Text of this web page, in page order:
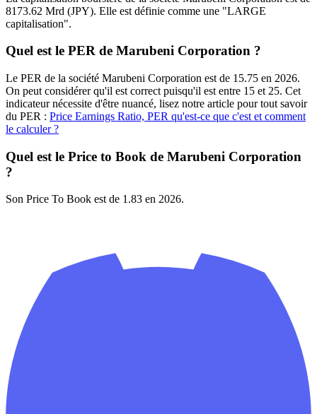
8173.62 Mrd (JPY). Elle est définie comme une "LARGE
capitalisation".
Quel est le PER de Marubeni Corporation ?
Le PER de la société Marubeni Corporation est de 15.75 en 2026.
On peut considérer qu'il est correct puisqu'il est entre 15 et 25. Cet
indicateur nécessite d'être nuancé, lisez notre article pour tout savoir
du PER : Price Earnings Ratio, PER qu'est-ce que c'est et comment
le calculer ?
Quel est le Price to Book de Marubeni Corporation
?
Son Price To Book est de 1.83 en 2026.